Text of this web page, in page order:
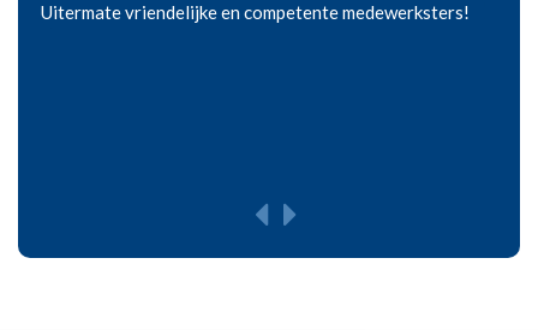
Uitermate vriendelijke en competente medewerksters!